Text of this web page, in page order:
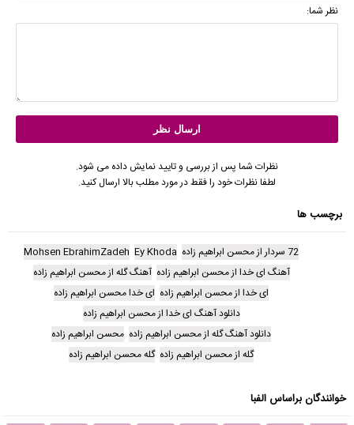
نظر شما:
نظرات شما پس از بررسی و تایید نمایش داده می شود.
لطفا نظرات خود را فقط در مورد مطلب بالا ارسال کنید.
برچسب ها
72 سردار از محسن ابراهیم زاده Ey Khoda
Mohsen EbrahimZadeh
آهنگ ای خدا از محسن ابراهیم زاده آهنگ گله از محسن ابراهیم زاده
ای خدا از محسن ابراهیم زاده ای خدا محسن ابراهیم زاده
دانلود آهنگ ای خدا از محسن ابراهیم زاده
دانلود آهنگ گله از محسن ابراهیم زاده محسن ابراهیم زاده
گله از محسن ابراهیم زاده گله محسن ابراهیم زاده
خوانندگان براساس الفبا